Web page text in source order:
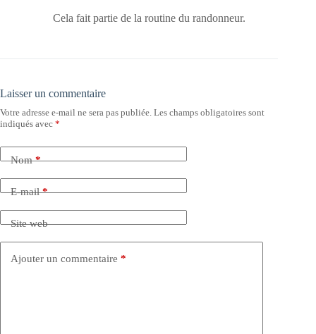
Cela fait partie de la routine du randonneur.
Laisser un commentaire
Votre adresse e-mail ne sera pas publiée. Les champs obligatoires sont
indiqués avec *
Nom*
E-mail*
Site web
Ajouter un commentaire *